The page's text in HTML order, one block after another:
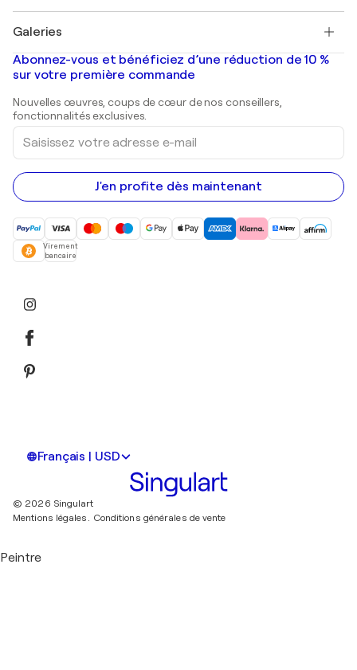
Banksy
Mr. Brainwash
Shepard Fairey
Tableaux abstraits à vendre
Peintures de paysage
Estampes
Peintures acryliques
Galeries
Galeries d'art en France
Galeries d'art en Belgique
Abonnez-vous et bénéficiez d’une réduction de 10 %
sur votre première commande
Nouvelles œuvres, coups de cœur de nos conseillers,
fonctionnalités exclusives.
Saisissez
votre
adresse
e-
mail
J'en profite dès maintenant
Virement
bancaire
Français | USD
© 2026 Singulart
Mentions légales. Conditions générales de vente
Peintre